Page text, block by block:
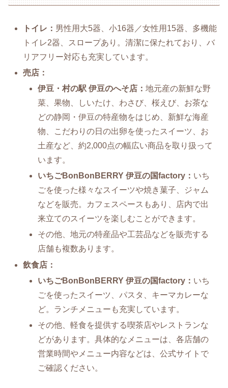
トイレ： 男性用大5器、小16器／女性用15器、多機能
トイレ2器、スロープあり。清潔に保たれており、バ
リアフリー対応も充実しています。
売店：
伊豆・村の駅 伊豆のへそ店：地元産の新鮮な野
菜、果物、しいたけ、わさび、桜えび、お茶な
どの静岡・伊豆の特産物をはじめ、新鮮な海産
物、こだわりの日の出卵を使ったスイーツ、お
土産など、約2,000点の幅広い商品を取り扱って
います。
いちごBonBonBERRY 伊豆の国factory： いち
ごを使った様々なスイーツや焼き菓子、ジャム
などを販売。カフェスペースもあり、店内で出
来立てのスイーツを楽しむことができます。
その他、地元の特産品や工芸品などを販売する
店舗も複数あります。
飲食店：
いちごBonBonBERRY 伊豆の国factory： いち
ごを使ったスイーツ、パスタ、キーマカレーな
ど。ランチメニューも充実しています。
その他、軽食を提供する喫茶店やレストランな
どがあります。具体的なメニューは、各店舗の
営業時間やメニュー内容などは、公式サイトで
ご確認ください。